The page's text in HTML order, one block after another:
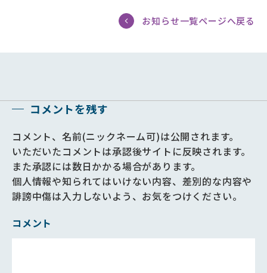
お知らせ一覧ページへ戻る
コメントを残す
コメント、名前(ニックネーム可)は公開されます。
いただいたコメントは承認後サイトに反映されます。
また承認には数日かかる場合があります。
個人情報や知られてはいけない内容、差別的な内容や
誹謗中傷は入力しないよう、お気をつけください。
コメント